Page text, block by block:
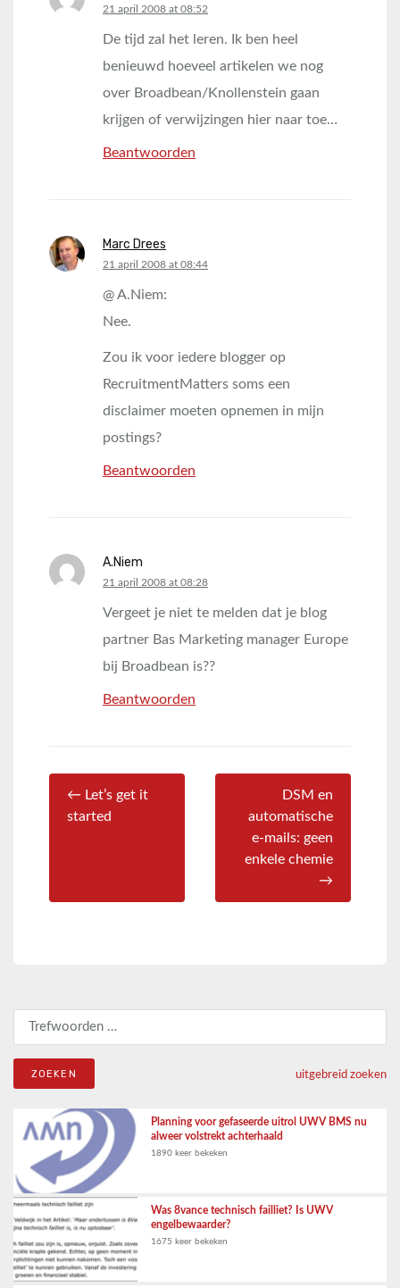
says:
21 april 2008 at 08:52
De tijd zal het leren. Ik ben heel
benieuwd hoeveel artikelen we nog
over Broadbean/Knollenstein gaan
krijgen of verwijzingen hier naar toe…
Beantwoorden
Marc Drees
says:
21 april 2008 at 08:44
@ A.Niem:
Nee.
Zou ik voor iedere blogger op
RecruitmentMatters soms een
disclaimer moeten opnemen in mijn
postings?
Beantwoorden
A.Niem
says:
21 april 2008 at 08:28
Vergeet je niet te melden dat je blog
partner Bas Marketing manager Europe
bij Broadbean is??
Beantwoorden
← Let’s get it
started
DSM en
automatische
e-mails: geen
enkele chemie
→
Zoeken naar:
uitgebreid zoeken
Planning voor gefaseerde uitrol UWV BMS nu
alweer volstrekt achterhaald
1890 keer bekeken
Was 8vance technisch failliet? Is UWV
engelbewaarder?
1675 keer bekeken